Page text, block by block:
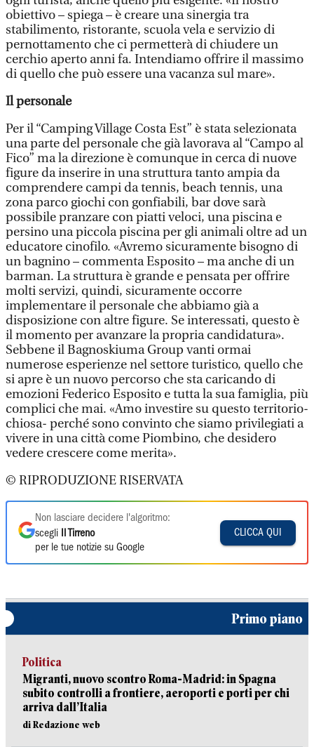
obiettivo – spiega – è creare una sinergia tra
stabilimento, ristorante, scuola vela e servizio di
pernottamento che ci permetterà di chiudere un
cerchio aperto anni fa. Intendiamo offrire il massimo
di quello che può essere una vacanza sul mare».
Il personale
Per il “Camping Village Costa Est” è stata selezionata
una parte del personale che già lavorava al “Campo al
Fico” ma la direzione è comunque in cerca di nuove
figure da inserire in una struttura tanto ampia da
comprendere campi da tennis, beach tennis, una
zona parco giochi con gonfiabili, bar dove sarà
possibile pranzare con piatti veloci, una piscina e
persino una piccola piscina per gli animali oltre ad un
educatore cinofilo. «Avremo sicuramente bisogno di
un bagnino – commenta Esposito – ma anche di un
barman. La struttura è grande e pensata per offrire
molti servizi, quindi, sicuramente occorre
implementare il personale che abbiamo già a
disposizione con altre figure. Se interessati, questo è
il momento per avanzare la propria candidatura».
Sebbene il Bagnoskiuma Group vanti ormai
numerose esperienze nel settore turistico, quello che
si apre è un nuovo percorso che sta caricando di
emozioni Federico Esposito e tutta la sua famiglia, più
complici che mai. «Amo investire su questo territorio-
chiosa- perché sono convinto che siamo privilegiati a
vivere in una città come Piombino, che desidero
vedere crescere come merita».
© RIPRODUZIONE RISERVATA
Non lasciare decidere l'algoritmo:
scegli
Il Tirreno
per le tue notizie su Google
CLICCA QUI
Primo piano
Politica
Migranti, nuovo scontro Roma-Madrid: in Spagna
subito controlli a frontiere, aeroporti e porti per chi
arriva dall’Italia
di Redazione web